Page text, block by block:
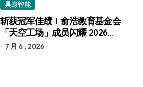
具身智能
斩获冠军佳绩！俞浩教育基金会
「天空工场」成员闪耀 2026
RoboCup 机器人世界杯
7 月 6 , 2026